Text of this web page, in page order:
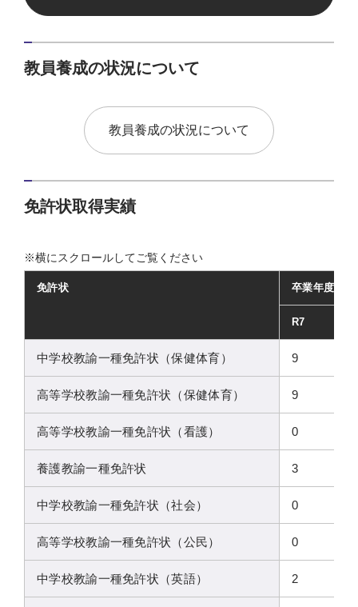
教員養成の状況について
教員養成の状況について
免許状取得実績
免許状 卒業年度
R7
中学校教諭一種免許状（保健体育） 9
高等学校教諭一種免許状（保健体育） 9
高等学校教諭一種免許状（看護） 0
養護教諭一種免許状 3
中学校教諭一種免許状（社会） 0
高等学校教諭一種免許状（公民） 0
中学校教諭一種免許状（英語） 2